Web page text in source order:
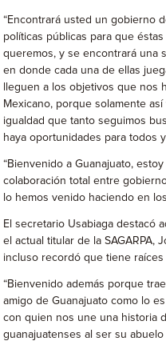
“Encontrará usted un gobierno
políticas públicas para que
queremos, y se encontrará una
en donde cada una de ellas
lleguen a los objetivos que nos
Mexicano, porque solamente
igualdad que tanto seguimos
haya oportunidades para todos
“Bienvenido a Guanajuato,
colaboración total entre
lo hemos venido haciendo en
El secretario Usabiaga destacó
el actual titular de la SAGARPA,
incluso recordó que tiene raíces
“Bienvenido además porque
amigo de Guanajuato como lo
con quien nos une una historia
guanajuatenses al ser su